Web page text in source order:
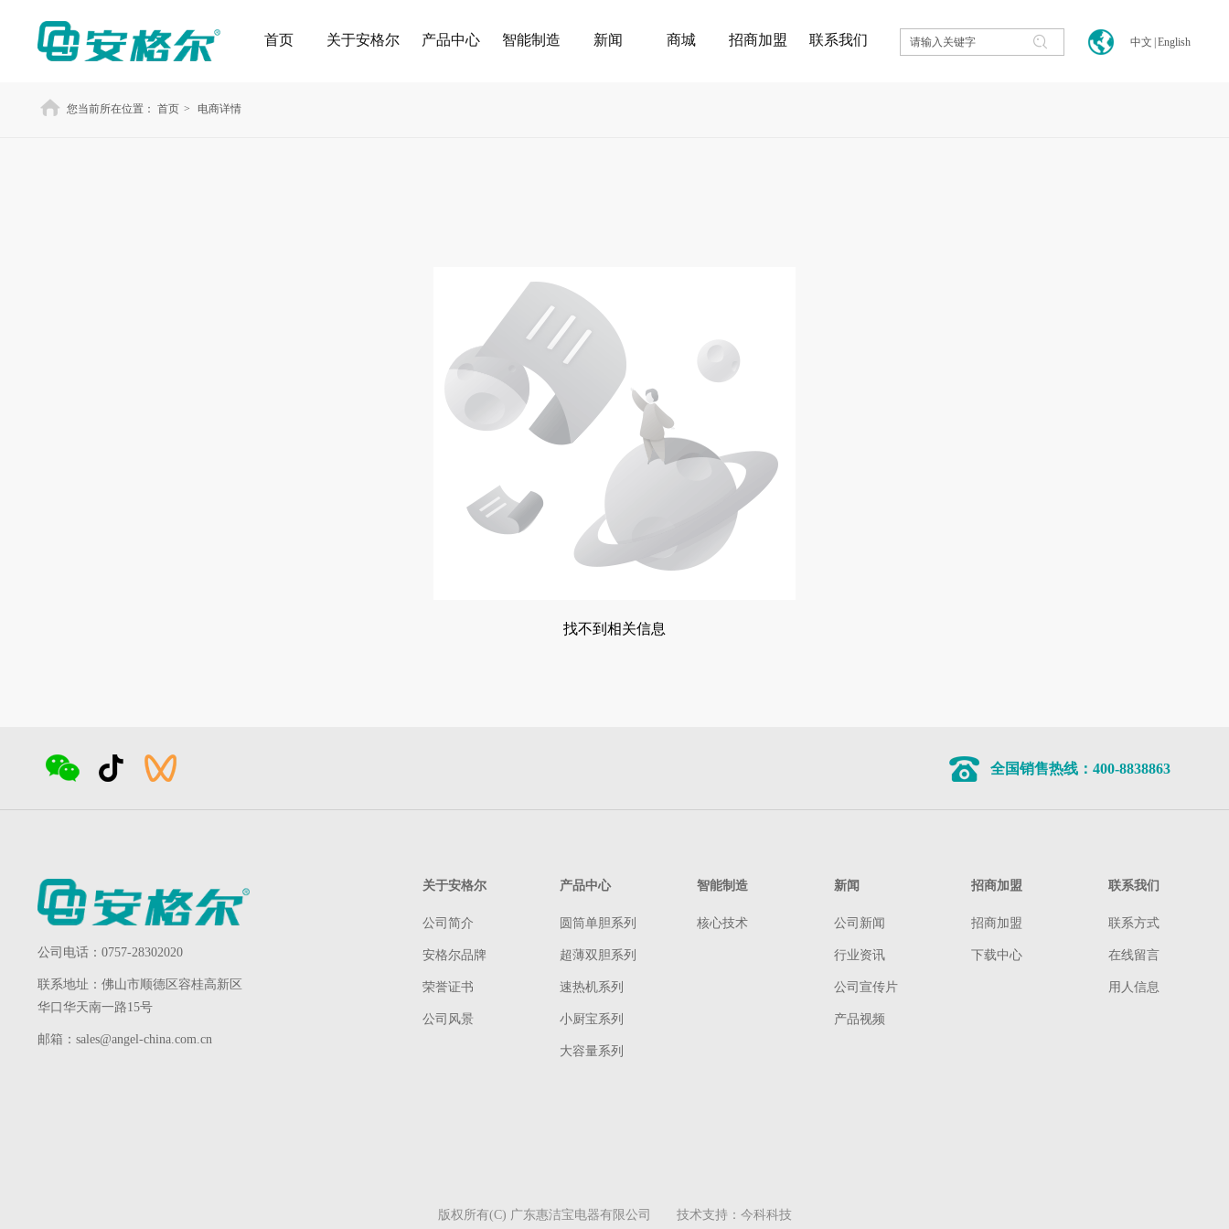
中文 English
首页 关于安格尔 产品中心 智能制造 新闻 商城 招商加盟 联系我们
您当前所在位置： 首页 > 电商详情
找不到相关信息
全国销售热线：400-8838863
公司电话：0757-28302020
联系地址：佛山市顺德区容桂高新区
华口华天南一路15号
邮箱：sales@angel-china.com.cn
关于安格尔
公司简介
安格尔品牌
荣誉证书
公司风景
产品中心
圆筒单胆系列
超薄双胆系列
速热机系列
小厨宝系列
大容量系列
智能制造
核心技术
新闻
公司新闻
行业资讯
公司宣传片
产品视频
招商加盟
招商加盟
下载中心
联系我们
联系方式
在线留言
用人信息
版权所有(C) 广东惠洁宝电器有限公司 技术支持： 今科科技